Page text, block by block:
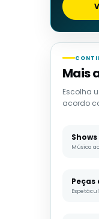
Mais
Escolha
acordo
Música